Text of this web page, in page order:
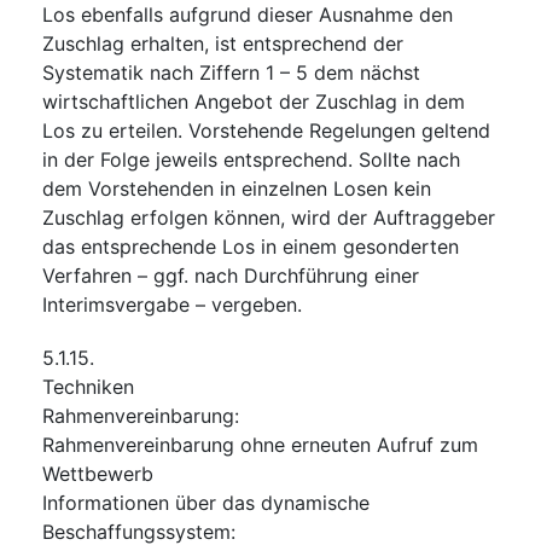
Los ebenfalls aufgrund dieser Ausnahme den
Zuschlag erhalten, ist entsprechend der
Systematik nach Ziffern 1 – 5 dem nächst
wirtschaftlichen Angebot der Zuschlag in dem
Los zu erteilen. Vorstehende Regelungen geltend
in der Folge jeweils entsprechend. Sollte nach
dem Vorstehenden in einzelnen Losen kein
Zuschlag erfolgen können, wird der Auftraggeber
das entsprechende Los in einem gesonderten
Verfahren – ggf. nach Durchführung einer
Interimsvergabe – vergeben.
5.1.15.
Techniken
Rahmenvereinbarung:
Rahmenvereinbarung ohne erneuten Aufruf zum
Wettbewerb
Informationen über das dynamische
Beschaffungssystem: